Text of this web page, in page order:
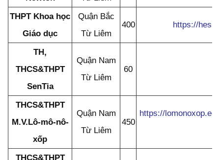
THPT Khoa học
Giáo dục
Quận Bắc
Từ Liêm
400 https://
TH,
THCS&THPT
SenTia
Quận Nam
Từ Liêm
60
THCS&THPT
M.V.Lô-mô-nô-
xốp
Quận Nam
Từ Liêm
450
https://
THCS&THPT